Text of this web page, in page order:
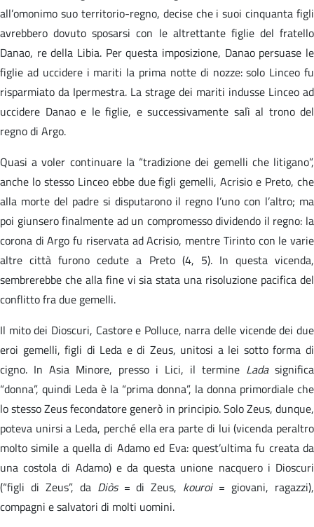
all’omonimo suo territorio-regno, decise che i suoi cinquanta figli
avrebbero dovuto sposarsi con le altrettante figlie del fratello
Danao, re della Libia. Per questa imposizione, Danao persuase le
figlie ad uccidere i mariti la prima notte di nozze: solo Linceo fu
risparmiato da Ipermestra. La strage dei mariti indusse Linceo ad
uccidere Danao e le figlie, e successivamente salì al trono del
regno di Argo.
Quasi a voler continuare la “tradizione dei gemelli che litigano”,
anche lo stesso Linceo ebbe due figli gemelli, Acrisio e Preto, che
alla morte del padre si disputarono il regno l’uno con l’altro; ma
poi giunsero finalmente ad un compromesso dividendo il regno: la
corona di Argo fu riservata ad Acrisio, mentre Tirinto con le varie
altre città furono cedute a Preto (4, 5). In questa vicenda,
sembrerebbe che alla fine vi sia stata una risoluzione pacifica del
conflitto fra due gemelli.
Il mito dei Dioscuri, Castore e Polluce, narra delle vicende dei due
eroi gemelli, figli di Leda e di Zeus, unitosi a lei sotto forma di
cigno. In Asia Minore, presso i Lici, il termine Lada significa
“donna”, quindi Leda è la “prima donna”, la donna primordiale che
lo stesso Zeus fecondatore generò in principio. Solo Zeus, dunque,
poteva unirsi a Leda, perché ella era parte di lui (vicenda peraltro
molto simile a quella di Adamo ed Eva: quest’ultima fu creata da
una costola di Adamo) e da questa unione nacquero i Dioscuri
(“figli di Zeus”, da Diòs = di Zeus, kouroi = giovani, ragazzi),
compagni e salvatori di molti uomini.